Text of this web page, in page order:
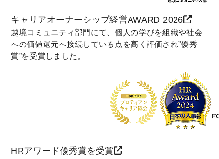
キャリアオーナーシップ経営AWARD 2026
越境コミュニティ部門にて、個人の学びを組織や社会
への価値還元へ接続している点を高く評価され”優秀
賞”を受賞しました。
HRアワード優秀賞を受賞